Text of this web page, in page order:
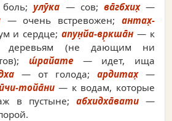
боль;улӯка — сов; ва̄гбхих̣—
— очень встревожен; антах̣-
и сердце;апун̣йа-вр̣кша̄н — к
деревьям (не дающим ни
ш́райате — идет, ища
— от голода; ардитах̣—
тойа̄ни— к водам, которые
в пустыне; абхидха̄вати—